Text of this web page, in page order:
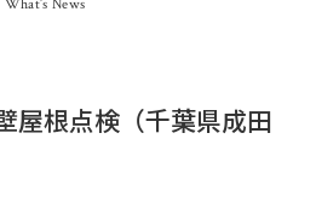
What’s News
屋根点検（千葉県成田